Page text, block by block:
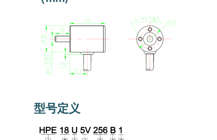
型号定义